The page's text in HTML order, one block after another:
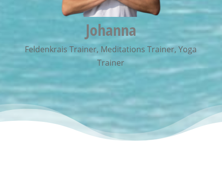
Johanna
Feldenkrais Trainer, Meditations Trainer,Yoga
Trainer